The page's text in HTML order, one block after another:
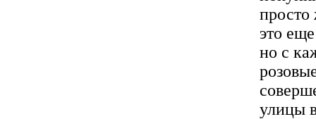
просто
это
но с
улицы